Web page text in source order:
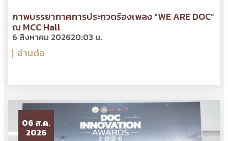
ภาพบรรยากาศการประกวดร้องเพลง “WE ARE DOC”
ณ MCC Hall
6 สิงหาคม 202620:03 น.
อ่านต่อ
06 ส.ค.
2026